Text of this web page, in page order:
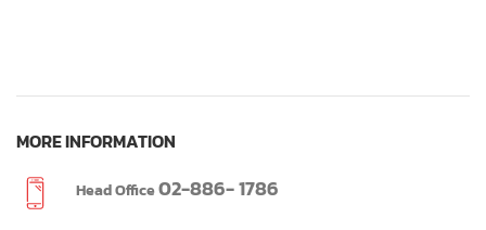
MORE INFORMATION
Head Office02-886- 1786